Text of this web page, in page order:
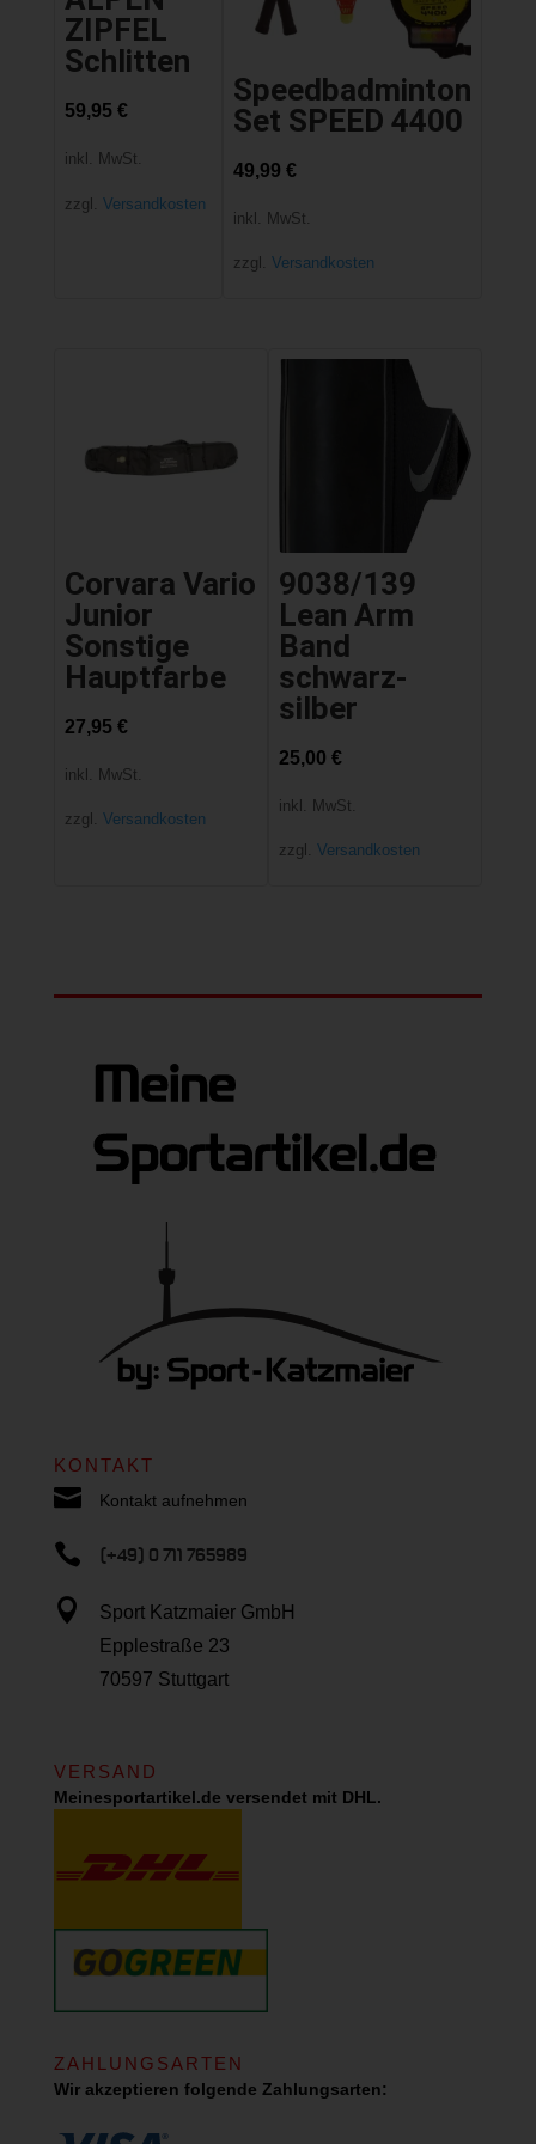
ZIPFEL
Schlitten
59,95 €
inkl. MwSt.
zzgl. Versandkosten
Speedbadminton
Set SPEED 4400
49,99€
inkl. MwSt.
zzgl. Versandkosten
Corvara Vario
Junior
Sonstige
Hauptfarbe
27,95 €
inkl. MwSt.
zzgl. Versandkosten
9038/139
Lean Arm
Band
schwarz-
silber
25,00 €
inkl. MwSt.
zzgl. Versandkosten
KONTAKT
 Kontakt aufnehmen
 (+49) 0 711 765989

Sport Katzmaier GmbH
Epplestraße 23
70597 Stuttgart
VERSAND
Meinesportartikel.de versendet mit DHL.
ZAHLUNGSARTEN
Wir akzeptieren folgende Zahlungsarten: